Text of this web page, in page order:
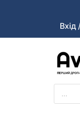
Вхід
Aveopt –
SEARCH